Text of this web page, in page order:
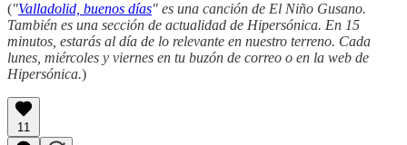
("Valladolid, buenos días" es una canción de El Niño Gusano.
También es una sección de actualidad de Hipersónica. En 15
minutos, estarás al día de lo relevante en nuestro terreno. Cada
lunes, miércoles y viernes en tu buzón de correo o en la web de
Hipersónica.)
11